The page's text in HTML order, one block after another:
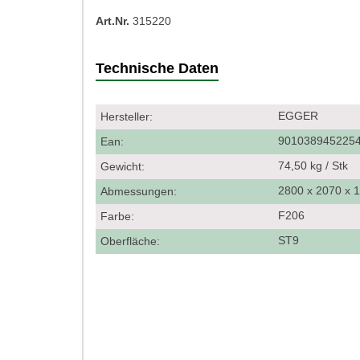
Art.Nr. 315220
Technische Daten
Hersteller:
EGGER
Ean:
Gewicht:
74,50 kg / Stk
Abmessungen:
2800 x 2070 x
Farbe:
F206
Oberfläche:
ST9